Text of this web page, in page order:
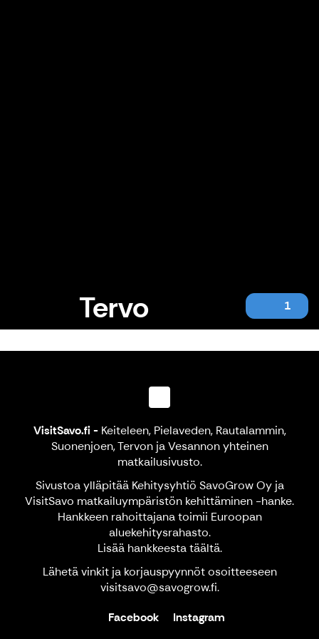
Tervo 1
VisitSavo.fi - Keiteleen, Pielaveden, Rautalammin,
Suonenjoen, Tervon ja Vesannon yhteinen
matkailusivusto.
Sivustoa ylläpitää Kehitysyhtiö SavoGrow Oy ja
VisitSavo matkailuympäristön kehittäminen -hanke.
Hankkeen rahoittajana toimii Euroopan
aluekehitysrahasto.
Lisää hankkeestatäältä.
Lähetä vinkit ja korjauspyynnöt osoitteeseen
visitsavo@savogrow.fi.
Facebook
Instagram